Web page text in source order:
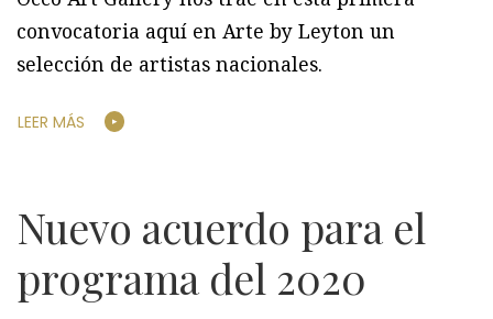
convocatoria aquí en Arte by Leyton un
selección de artistas nacionales.
LEER MÁS
Nuevo acuerdo para el
programa del 2020